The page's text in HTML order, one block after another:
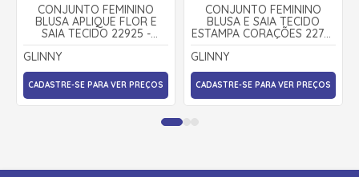
CONJUNTO FEMININO
BLUSA APLIQUE FLOR E
SAIA TECIDO 22925 -
GLINNY
GLINNY
CADASTRE-SE PARA VER PREÇOS
CONJUNTO FEMININO
BLUSA E SAIA TECIDO
ESTAMPA CORAÇÕES 22777
- GLINNY
GLINNY
CADASTRE-SE PARA VER PREÇOS